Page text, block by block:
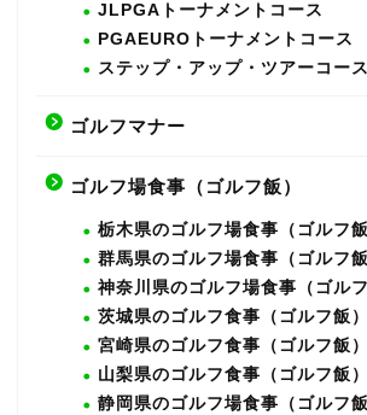
JLPGAトーナメントコース
PGAEUROトーナメントコース
ステップ・アップ・ツアーコース
ゴルフマナー
ゴルフ場食事（ゴルフ飯）
栃木県のゴルフ場食事（ゴルフ飯
群馬県のゴルフ場食事（ゴルフ飯
神奈川県のゴルフ場食事（ゴルフ
茨城県のゴルフ食事（ゴルフ飯）
宮崎県のゴルフ食事（ゴルフ飯）
山梨県のゴルフ食事（ゴルフ飯）
静岡県のゴルフ場食事（ゴルフ飯